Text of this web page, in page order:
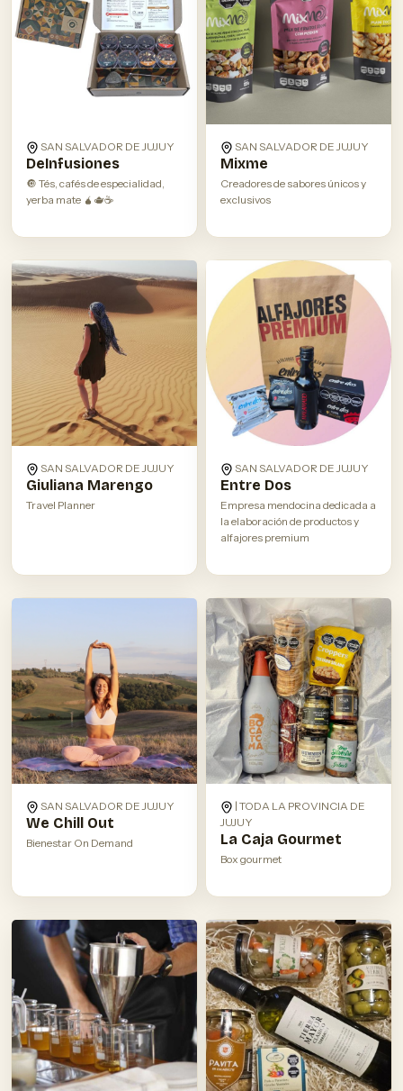
SAN SALVADOR DE JUJUY
DeInfusiones
🔘 Tés, cafés de especialidad,
yerba mate 🧉🫖☕️
SAN SALVADOR DE JUJUY
Mixme
Creadores de sabores únicos y
exclusivos
SAN SALVADOR DE JUJUY
Giuliana Marengo
Travel Planner
SAN SALVADOR DE JUJUY
Entre Dos
Empresa mendocina dedicada a
la elaboración de productos y
alfajores premium
SAN SALVADOR DE JUJUY
We Chill Out
Bienestar On Demand
| TODA LA PROVINCIA DE
JUJUY
La Caja Gourmet
Box gourmet